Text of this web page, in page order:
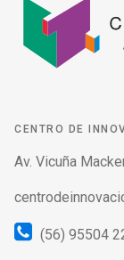
CENTRO DE
Av. Vicuña
(56) 95504